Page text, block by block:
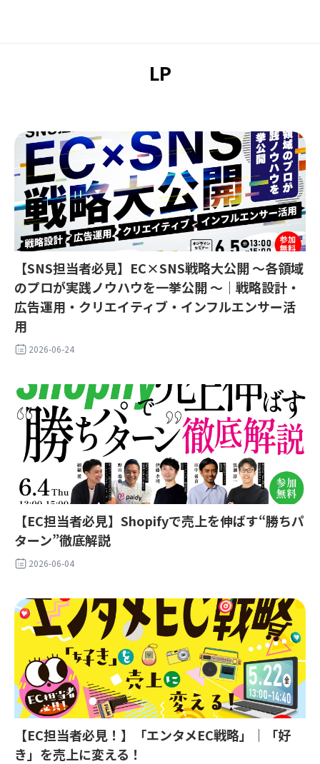
LP
【SNS担当者必見】EC×SNS戦略大公開 〜各領域
のプロが実践ノウハウを一挙公開 〜｜戦略設計・
広告運用・クリエイティブ・インフルエンサー活
用
2026-06-24
【EC担当者必見】Shopifyで売上を伸ばす“勝ちパ
ターン”徹底解説
2026-06-04
【EC担当者必見！】「エンタメEC戦略」｜「好
き」を売上に変える！